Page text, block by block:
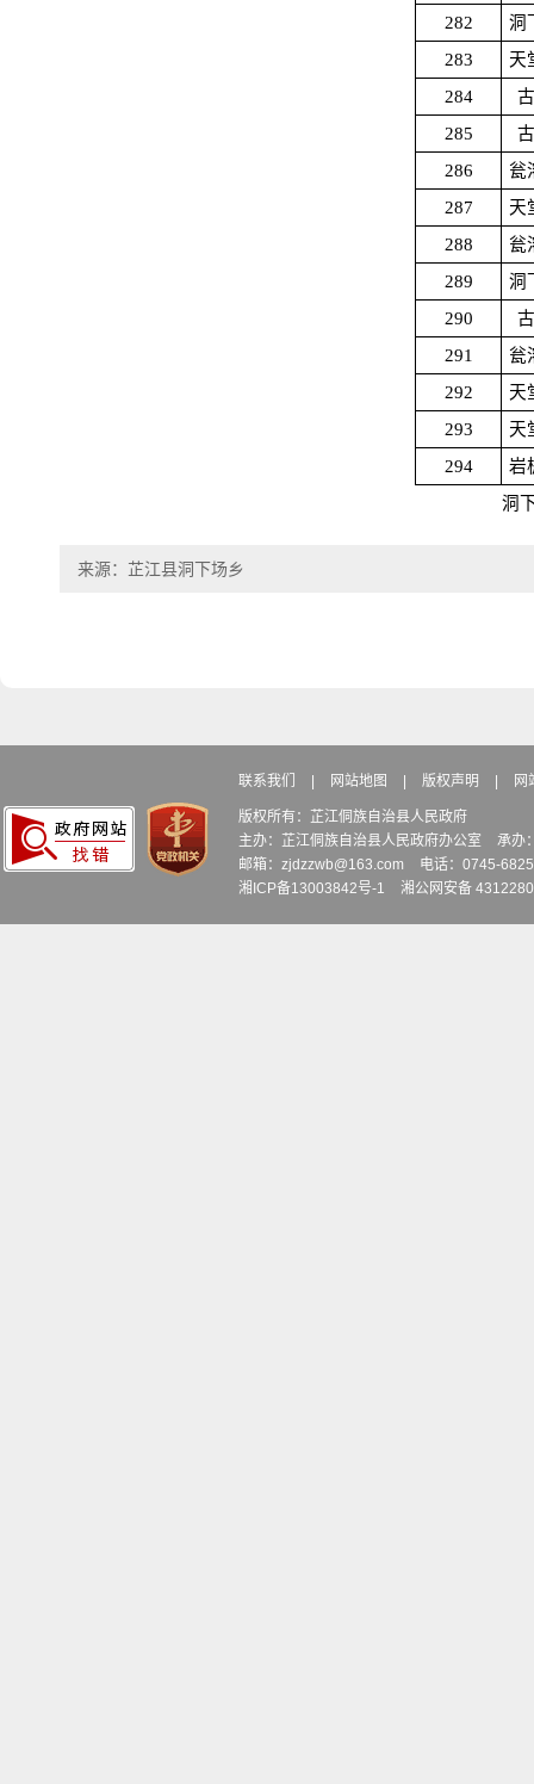
282
洞
283
天
284
285
286
瓮
287
天
288
瓮
289
洞
290
291
瓮
292
天
293
天
294
岩
洞
来源：芷江县洞下场乡
联系我们 网站地图 版权声明 网
版权所有：芷江侗族自治县人民政府
主办：芷江侗族自治县人民政府办公室
承办
邮箱：zjdzzwb@163.com
电话：0745-
湘ICP备13003842号-1
湘公网安备